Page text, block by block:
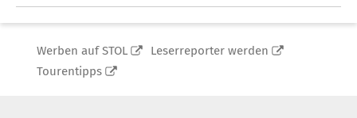
Werben auf STOL
Leserreporter werden
Tourentipps